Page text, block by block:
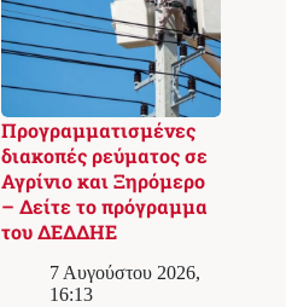
Προγραμματισμένες
διακοπές ρεύματος σε
Αγρίνιο και Ξηρόμερο
– Δείτε το πρόγραμμα
του ΔΕΔΔΗΕ
7 Αυγούστου 2026,
16:13